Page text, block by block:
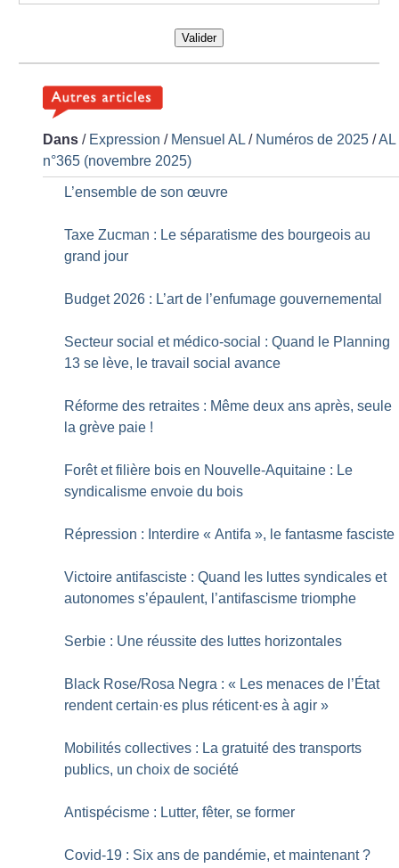
Valider
Dans / Expression / Mensuel AL / Numéros de 2025 /AL
n°365 (novembre 2025)
L’ensemble de son œuvre
Taxe Zucman : Le séparatisme des bourgeois au
grand jour
Budget 2026 : L’art de l’enfumage gouvernemental
Secteur social et médico-social : Quand le Planning
13 se lève, le travail social avance
Réforme des retraites : Même deux ans après, seule
la grève paie !
Forêt et filière bois en Nouvelle-Aquitaine : Le
syndicalisme envoie du bois
Répression : Interdire « Antifa », le fantasme fasciste
Victoire antifasciste : Quand les luttes syndicales et
autonomes s’épaulent, l’antifascisme triomphe
Serbie : Une réussite des luttes horizontales
Black Rose/Rosa Negra : « Les menaces de l’État
rendent certain·es plus réticent·es à agir »
Mobilités collectives : La gratuité des transports
publics, un choix de société
Antispécisme : Lutter, fêter, se former
Covid-19 : Six ans de pandémie, et maintenant ?